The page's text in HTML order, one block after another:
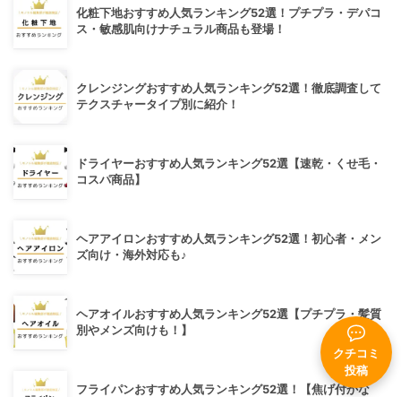
クチコミ
投稿
化粧下地おすすめ人気ランキング52選！プチプラ・デパコ
ス・敏感肌向けナチュラル商品も登場！
クレンジングおすすめ人気ランキング52選！徹底調査して
テクスチャータイプ別に紹介！
ドライヤーおすすめ人気ランキング52選【速乾・くせ毛・
コスパ商品】
ヘアアイロンおすすめ人気ランキング52選！初心者・メン
ズ向け・海外対応も♪
ヘアオイルおすすめ人気ランキング52選【プチプラ・髪質
別やメンズ向けも！】
フライパンおすすめ人気ランキング52選！【焦げ付かな